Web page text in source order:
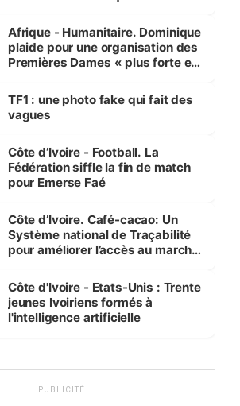
Afrique - Humanitaire. Dominique
plaide pour une organisation des
Premières Dames « plus forte et
sur la scène internationale »
TF1 : une photo fake qui fait des
vagues
Côte d’Ivoire - Football. La
Fédération siffle la fin de match
pour Emerse Faé
Côte d’Ivoire. Café-cacao: Un
Système national de Traçabilité
pour améliorer l’accès au marché
Côte d'Ivoire - Etats-Unis : Trente
jeunes Ivoiriens formés à
l'intelligence artificielle
PUBLICITÉ